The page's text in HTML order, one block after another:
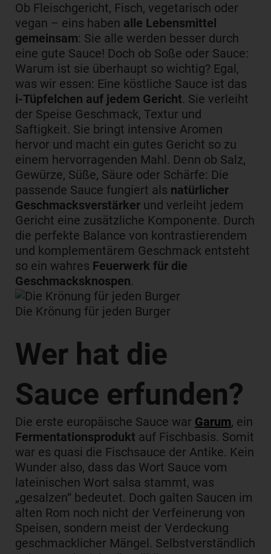
Ob Fleischgericht, Fisch, vegetarisch oder
vegan – eins haben alle Lebensmittel
gemeinsam: Sie alle werden besser durch
eine gute Sauce! Doch ob Soße oder Sauce:
Warum ist sie überhaupt so wichtig? Egal,
was wir essen: Eine köstliche Sauce ist das
i-Tüpfelchen auf jedem Gericht. Sie verleiht
der Speise Geschmack, Textur und
Saftigkeit. Sie bringt intensive Aromen
hervor und macht ein gutes Gericht so zu
einem hervorragenden Mahl. Denn ob Salz,
Gewürze, Süße, Säure oder Schärfe: Die
passende Sauce fungiert als natürlicher
Geschmacksverstärker und verleiht jedem
Gericht eine zusätzliche Komponente. Durch
die perfekte Balance von kontrastierendem
und komplementärem Geschmack entsteht
so ein wahres Feuerwerk für die
Geschmacksknospen.
Die Krönung für jeden Burger
Wer hat die
Sauce erfunden?
Die erste europäische Sauce war Garum, ein
Fermentationsprodukt auf Fischbasis. Somit
war es quasi die Fischsauce der Antike. Kein
Wunder also, dass das Wort Sauce vom
lateinischen Wort salsa stammt, was
„gesalzen“ bedeutet. Doch galten Saucen im
alten Rom noch nicht der Verfeinerung von
Speisen, sondern meist der Verdeckung
geschmacklicher Mängel. Selbstverständlich